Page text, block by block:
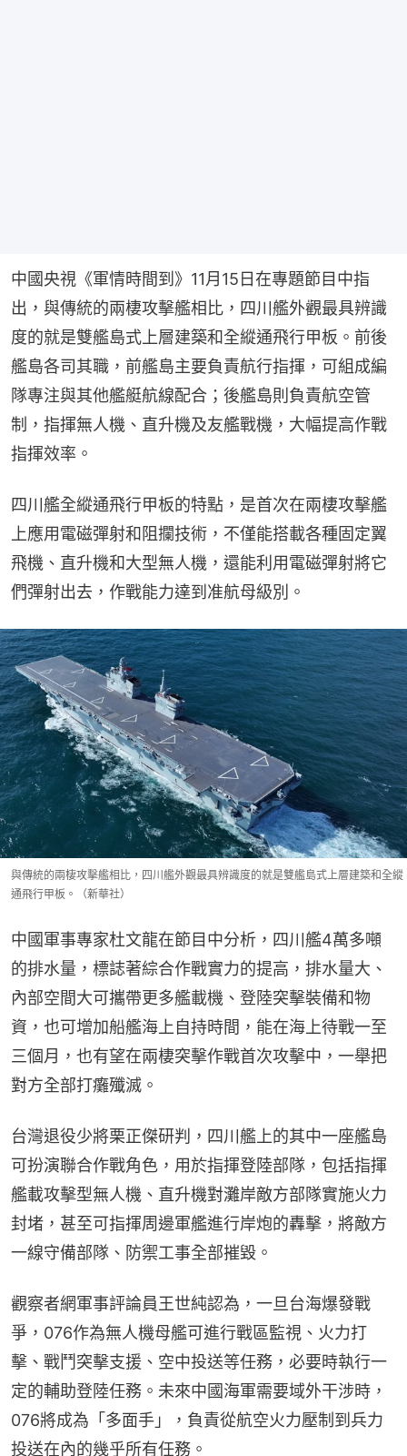
中國央視《軍情時間到》11月15日在專題節目中指
出，與傳統的兩棲攻擊艦相比，四川艦外觀最具辨識
度的就是雙艦島式上層建築和全縱通飛行甲板。前後
艦島各司其職，前艦島主要負責航行指揮，可組成編
隊專注與其他艦艇航線配合；後艦島則負責航空管
制，指揮無人機、直升機及友艦戰機，大幅提高作戰
指揮效率。
四川艦全縱通飛行甲板的特點，是首次在兩棲攻擊艦
上應用電磁彈射和阻攔技術，不僅能搭載各種固定翼
飛機、直升機和大型無人機，還能利用電磁彈射將它
們彈射出去，作戰能力達到准航母級別。
與傳統的兩棲攻擊艦相比，四川艦外觀最具辨識度的就是雙艦島式上層建築和全縱
通飛行甲板。（新華社）
中國軍事專家杜文龍在節目中分析，四川艦4萬多噸
的排水量，標誌著綜合作戰實力的提高，排水量大、
內部空間大可攜帶更多艦載機、登陸突擊裝備和物
資，也可增加船艦海上自持時間，能在海上待戰一至
三個月，也有望在兩棲突擊作戰首次攻擊中，一舉把
對方全部打癱殲滅。
台灣退役少將栗正傑研判，四川艦上的其中一座艦島
可扮演聯合作戰角色，用於指揮登陸部隊，包括指揮
艦載攻擊型無人機、直升機對灘岸敵方部隊實施火力
封堵，甚至可指揮周邊軍艦進行岸炮的轟擊，將敵方
一線守備部隊、防禦工事全部摧毀。
觀察者網軍事評論員王世純認為，一旦台海爆發戰
爭，076作為無人機母艦可進行戰區監視、火力打
擊、戰鬥突擊支援、空中投送等任務，必要時執行一
定的輔助登陸任務。未來中國海軍需要域外干涉時，
076將成為「多面手」，負責從航空火力壓制到兵力
投送在內的幾乎所有任務。